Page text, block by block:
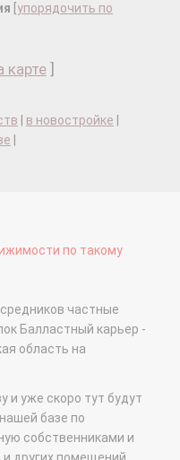
упорядочить по
карте
в новостройке
по такому
частные
Балластный карьер -
область на
и уже скоро тут будут
базе по
собственниками и